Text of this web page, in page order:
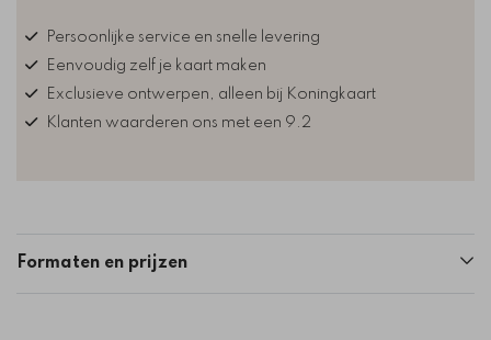
Persoonlijke service en snelle levering
Eenvoudig zelf je kaart maken
Exclusieve ontwerpen, alleen bij Koningkaart
Klanten waarderen ons met een 9.2
Formaten en prijzen